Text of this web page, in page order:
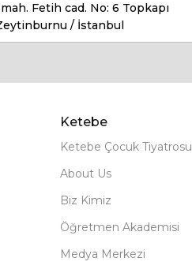
Fetih cad. No: 6 Topkapı
/ İstanbul
Ketebe
Ketebe Çocuk Tiyatrosu
About Us
Biz Kimiz
Öğretmen Akademisi
Medya Merkezi